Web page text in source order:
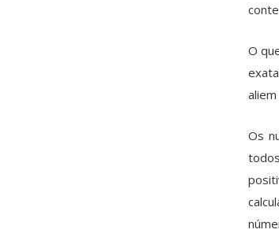
O
Os